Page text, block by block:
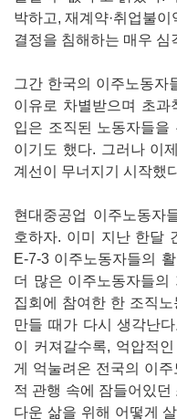
박하고, 재계약·취업불
결정을 침해하는 매우 심
그간 한국의 이주노동자
이유로 차별받으며 초과
입은 조직된 노동자들을
이기도 했다. 그러나 이
계선이 무너지기 시작했
현대중공업 이주노동자
호하자. 이미 지난 한달
E-7-3 이주노동자들의
더 많은 이주노동자들의
집회에 참여한 한 조직
만들 때가 다시 생각난
이 커져갈수록, 억압적
게 억눌려온 전국의 이
적 관행 속에 잠들어있
다운 삶을 위해 어떻게